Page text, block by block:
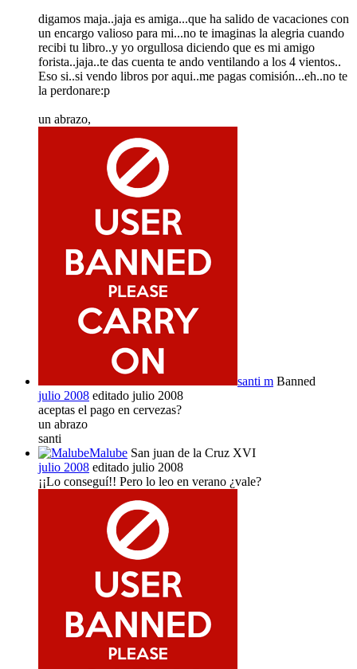
digamos maja..jaja es amiga...que ha salido de vacaciones con
un encargo valioso para mi...no te imaginas la alegria cuando
recibi tu libro..y yo orgullosa diciendo que es mi amigo
forista..jaja..te das cuenta te ando ventilando a los 4 vientos..
Eso si..si vendo libros por aqui..me pagas comisión...eh..no te
la perdonare:p
un abrazo,
santi m Banned
julio 2008 editado julio 2008
aceptas el pago en cervezas?
un abrazo
santi
Malube San juan de la Cruz XVI
julio 2008 editado julio 2008
¡¡Lo conseguí!! Pero lo leo en verano ¿vale?